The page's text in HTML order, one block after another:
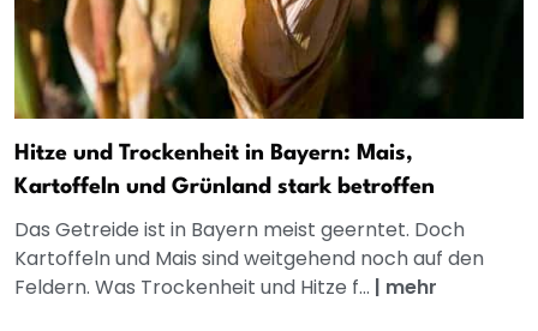
Hitze und Trockenheit in Bayern: Mais,
Kartoffeln und Grünland stark betroffen
Das Getreide ist in Bayern meist geerntet. Doch
Kartoffeln und Mais sind weitgehend noch auf den
Feldern. Was Trockenheit und Hitze f... | mehr